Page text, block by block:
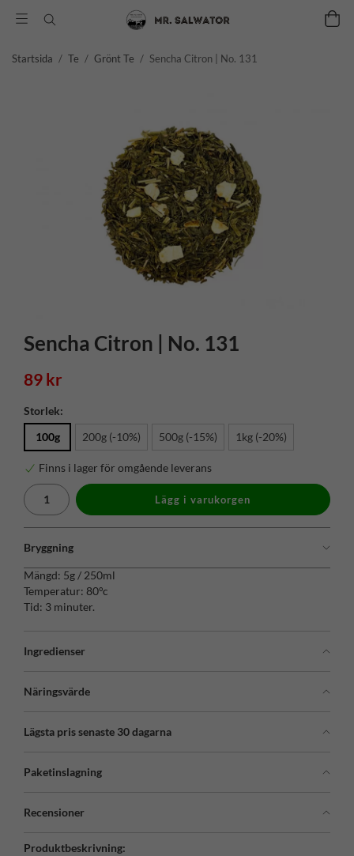
Startsida / Te / Grönt Te / Sencha Citron | No. 131
Sencha Citron | No. 131
89 kr
Storlek:
100g
200g (-10%) 500g (-15%) 1kg (-20%)
Finns i lager för omgående leverans
Lägg i varukorgen
Bryggning
Ingredienser
Näringsvärde
Lägsta pris senaste 30 dagarna
Paketinslagning
Recensioner
Mängd: 5g / 250ml
Temperatur: 80°c
Tid: 3 minuter.
Produktbeskrivning: